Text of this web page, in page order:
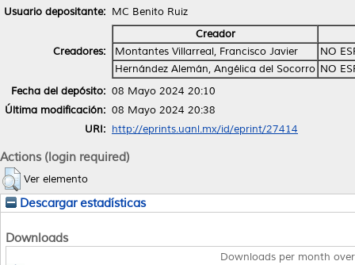
Usuario depositante: MC Benito Ruiz
Creadores:
Creador
Montantes Villarreal, Francisco Javier
NO
Hernández Alemán, Angélica del Socorro NO
Fecha del depósito: 08 Mayo 2024 20:10
Última modificación: 08 Mayo 2024 20:38
URI: http://eprints.uanl.mx/id/eprint/27414
Actions (login required)
Ver elemento
Descargar estadísticas
Downloads
Downloads per month